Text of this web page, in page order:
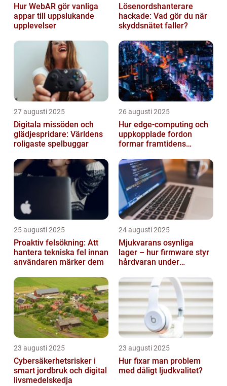
Hur WebAR gör vanliga
appar till uppslukande
upplevelser
Lösenordshanterare
hackade: Vad gör du när
skyddsnätet faller?
27 augusti 2025
Digitala missöden och
glädjespridare: Världens
roligaste spelbuggar
26 augusti 2025
Hur edge‑computing och
uppkopplade fordon
formar framtidens
25 augusti 2025
Proaktiv felsökning: Att
hantera tekniska fel innan
användaren märker dem
24 augusti 2025
Mjukvarans osynliga
lager – hur firmware styr
hårdvaran under
23 augusti 2025
Cybersäkerhetsrisker i
smart jordbruk och digital
livsmedelskedja
23 augusti 2025
Hur fixar man problem
med dåligt ljudkvalitet?